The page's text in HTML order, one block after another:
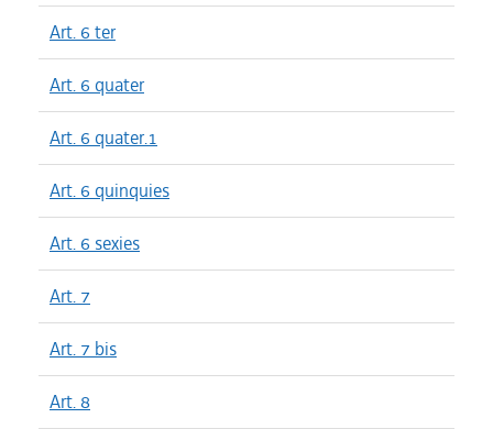
Art. 6 ter
Art. 6 quater
Art. 6 quater.1
Art. 6 quinquies
Art. 6 sexies
Art. 7
Art. 7 bis
Art. 8